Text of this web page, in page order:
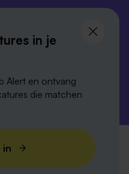
hoogte
Sitemap
in je
Alert en ontvang
die matchen
in